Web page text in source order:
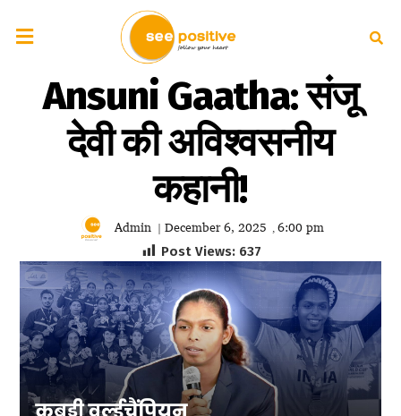
Ansuni Gaatha: संजू
देवी की अविश्वसनीय
कहानी!
Admin | December 6, 2025 , 6:00 pm
Post Views: 637